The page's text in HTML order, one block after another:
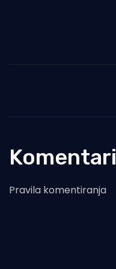
Komentari
Pravila komentiranja